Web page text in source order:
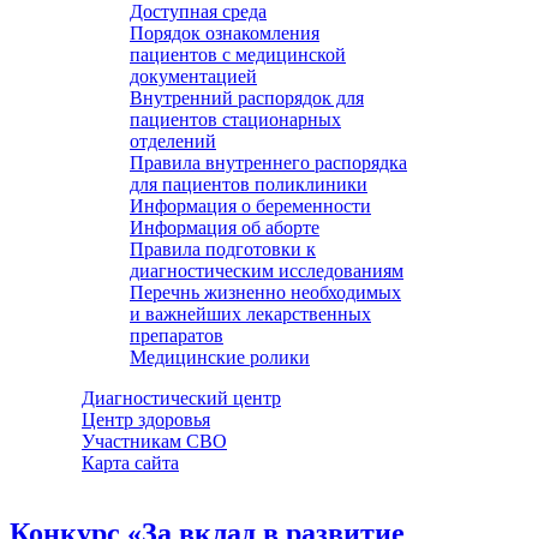
Доступная среда
Порядок ознакомления
пациентов с медицинской
документацией
Внутренний распорядок для
пациентов стационарных
отделений
Правила внутреннего распорядка
для пациентов поликлиники
Информация о беременности
Информация об аборте
Правила подготовки к
диагностическим исследованиям
Перечнь жизненно необходимых
и важнейших лекарственных
препаратов
Медицинские ролики
Диагностический центр
Центр здоровья
Участникам СВО
Карта сайта